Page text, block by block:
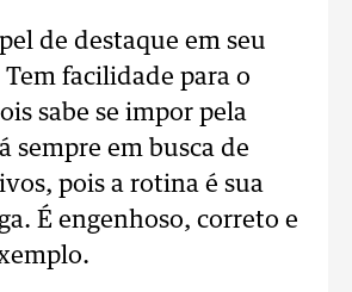
de destaque em seu
facilidade para o
sabe se impor pela
sempre em busca de
pois a rotina é sua
É engenhoso, correto e